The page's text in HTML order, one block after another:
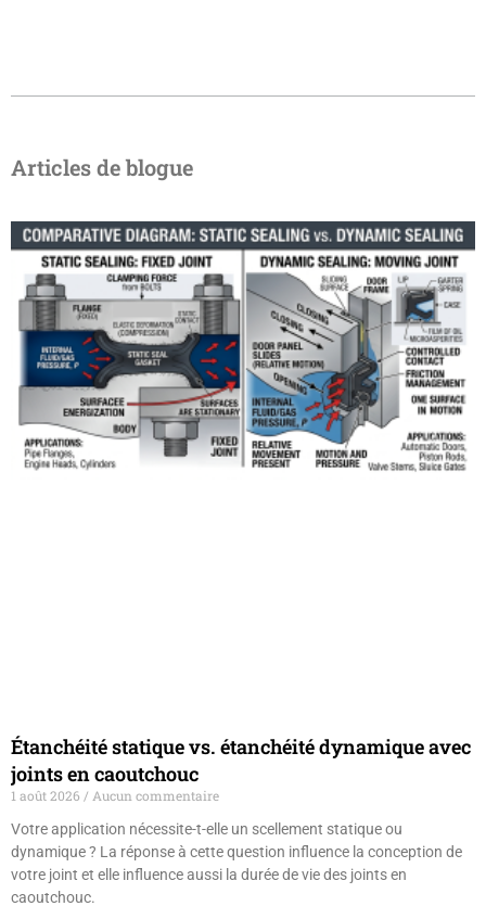
Articles de blogue
Étanchéité statique vs. étanchéité dynamique avec
joints en caoutchouc
1 août 2026
Aucun commentaire
Votre application nécessite-t-elle un scellement statique ou
dynamique ? La réponse à cette question influence la conception de
votre joint et elle influence aussi la durée de vie des joints en
caoutchouc.